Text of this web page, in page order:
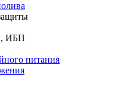
ИБП
питания